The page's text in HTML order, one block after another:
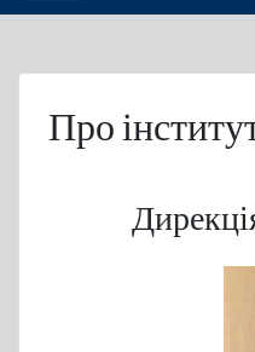
Про